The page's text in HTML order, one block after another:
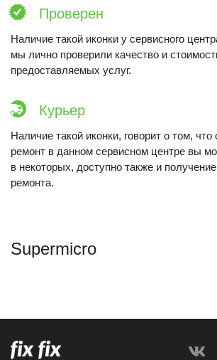
Проверен
Наличие такой иконки у сервисного
мы лично проверили качество и
предоставляемых услуг.
Курьер
Наличие такой иконки, говорит о том, что
ремонт в данном сервисном центре вы
в некоторых, доступно также и
ремонта.
Supermicro